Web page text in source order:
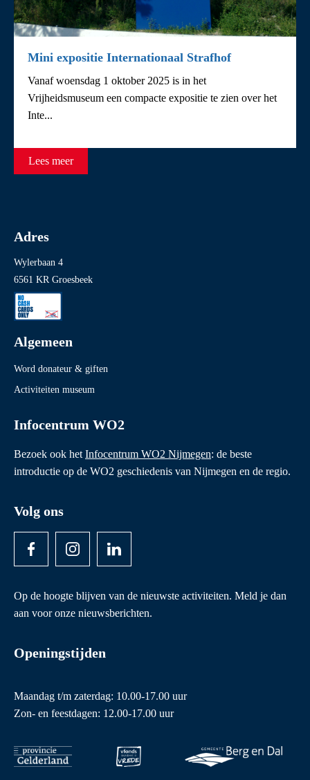
Mini expositie Internationaal Strafhof
Vanaf woensdag 1 oktober 2025 is in het
Vrijheidsmuseum een compacte expositie te zien over het
Inte...
Lees meer
Adres
Wylerbaan 4
6561 KR Groesbeek
Algemeen
Word donateur & giften
Activiteiten museum
Infocentrum WO2
Bezoek ook het Infocentrum WO2 Nijmegen: de beste
introductie op de WO2 geschiedenis van Nijmegen en de regio.
Volg ons
Op de hoogte blijven van de nieuwste activiteiten. Meld je dan
aan voor onze nieuwsberichten.
Openingstijden
Maandag t/m zaterdag: 10.00-17.00 uur
Zon- en feestdagen: 12.00-17.00 uur